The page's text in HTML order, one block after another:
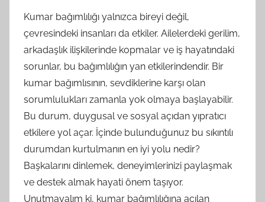
Kumar bağımlılığı yalnızca bireyi değil,
çevresindeki insanları da etkiler. Ailelerdeki gerilim,
arkadaşlık ilişkilerinde kopmalar ve iş hayatındaki
sorunlar, bu bağımlılığın yan etkilerindendir. Bir
kumar bağımlısının, sevdiklerine karşı olan
sorumlulukları zamanla yok olmaya başlayabilir.
Bu durum, duygusal ve sosyal açıdan yıpratıcı
etkilere yol açar. İçinde bulunduğunuz bu sıkıntılı
durumdan kurtulmanın en iyi yolu nedir?
Başkalarını dinlemek, deneyimlerinizi paylaşmak
ve destek almak hayati önem taşıyor.
Unutmayalım ki, kumar bağımlılığına açılan